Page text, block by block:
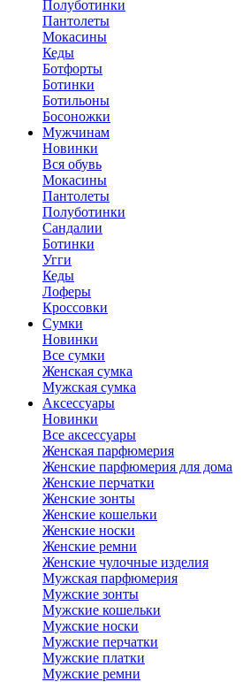
Полуботинки
Пантолеты
Мокасины
Кеды
Ботфорты
Ботинки
Ботильоны
Босоножки
Мужчинам
Новинки
Вся обувь
Мокасины
Пантолеты
Полуботинки
Сандалии
Ботинки
Угги
Кеды
Лоферы
Кроссовки
Сумки
Новинки
Все сумки
Женская сумка
Мужская сумка
Аксессуары
Новинки
Все аксессуары
Женская парфюмерия
Женские парфюмерия для дома
Женские перчатки
Женские зонты
Женские кошельки
Женские носки
Женские ремни
Женские чулочные изделия
Мужская парфюмерия
Мужские зонты
Мужские кошельки
Мужские носки
Мужские перчатки
Мужские платки
Мужские ремни